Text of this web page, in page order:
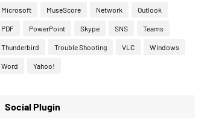
Microsoft MuseScore Network Outlook
PDF PowerPoint Skype SNS Teams
Thunderbird Trouble Shooting VLC Windows
Word Yahoo!
Social Plugin